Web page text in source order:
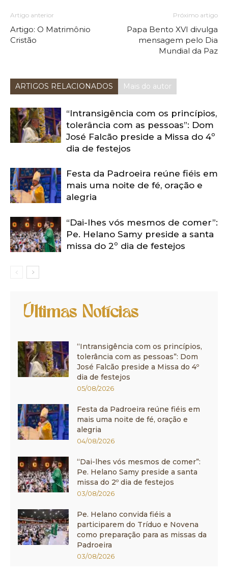
Artigo anterior
Artigo: O Matrimônio
Cristão
Próximo artigo
Papa Bento XVI divulga
mensagem pelo Dia
Mundial da Paz
ARTIGOS RELACIONADOS Mais do autor
“Intransigência com os princípios,
tolerância com as pessoas”: Dom
José Falcão preside a Missa do 4º
dia de festejos
Festa da Padroeira reúne fiéis em
mais uma noite de fé, oração e
alegria
“Dai-lhes vós mesmos de comer”:
Pe. Helano Samy preside a santa
missa do 2º dia de festejos
Últimas Notícias
“Intransigência com os princípios,
tolerância com as pessoas”: Dom
José Falcão preside a Missa do 4º
dia de festejos
05/08/2026
Festa da Padroeira reúne fiéis em
mais uma noite de fé, oração e
alegria
04/08/2026
“Dai-lhes vós mesmos de comer”:
Pe. Helano Samy preside a santa
missa do 2º dia de festejos
03/08/2026
Pe. Helano convida fiéis a
participarem do Tríduo e Novena
como preparação para as missas da
Padroeira
03/08/2026